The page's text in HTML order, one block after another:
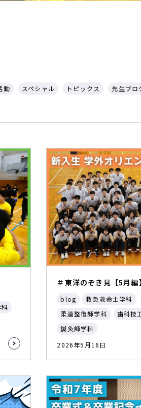
動 スペシャル トピックス 先生ブロ
＃東洋のぞき見【5月編】
blog
救急救命士学科
柔道整復師学科
歯科技
鍼灸師学科
2026年5月16日